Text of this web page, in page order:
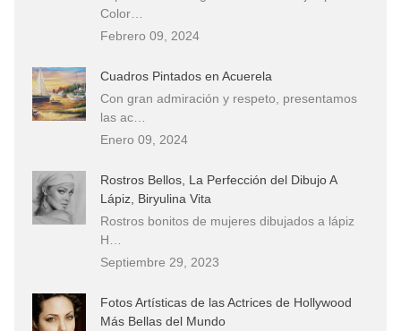
Color…
Febrero 09, 2024
Cuadros Pintados en Acuerela
Con gran admiración y respeto, presentamos
las ac…
Enero 09, 2024
Rostros Bellos, La Perfección del Dibujo A
Lápiz, Biryulina Vita
Rostros bonitos de mujeres dibujados a lápiz
H…
Septiembre 29, 2023
Fotos Artísticas de las Actrices de Hollywood
Más Bellas del Mundo